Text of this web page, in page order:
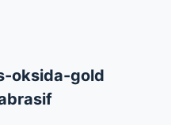
oksida-gold